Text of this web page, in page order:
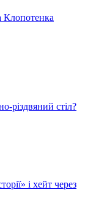
Клопотенка
різдвяний стіл?
і хейт через